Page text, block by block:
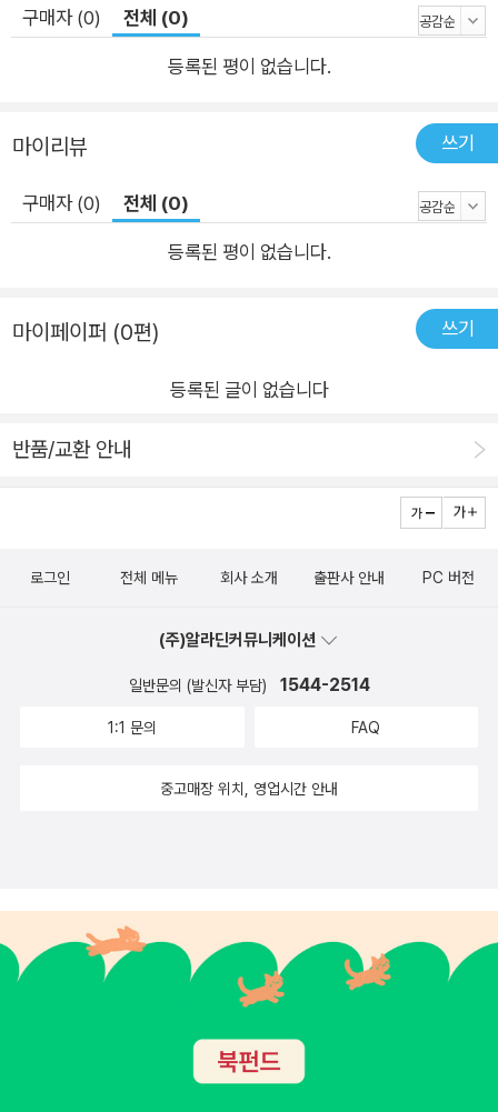
구매자 (0) 전체 (0)
등록된 평이 없습니다.
마이리뷰 쓰기
구매자 (0) 전체 (0)
등록된 평이 없습니다.
마이페이퍼 (0편) 쓰기
등록된 글이 없습니다
반품/교환 안내
로그인 전체 메뉴 회사 소개 출판사 안내 PC 버전
(주)알라딘커뮤니케이션
일반문의 (발신자 부담) 1544-2514
1:1 문의 FAQ
중고매장 위치, 영업시간 안내